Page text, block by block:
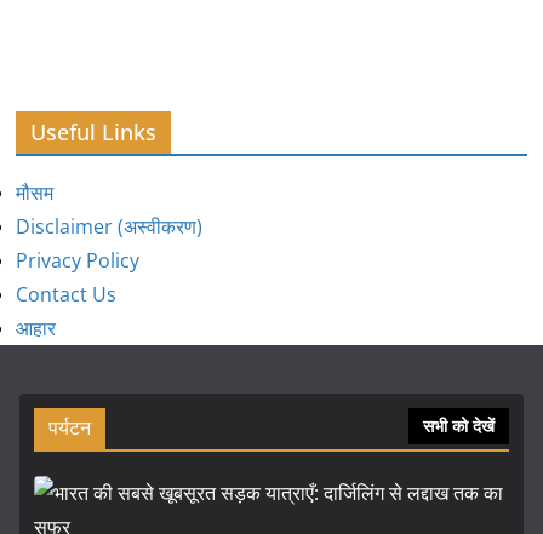
Useful Links
मौसम
Disclaimer (अस्वीकरण)
Privacy Policy
Contact Us
आहार
पर्यटन सभी को देखें